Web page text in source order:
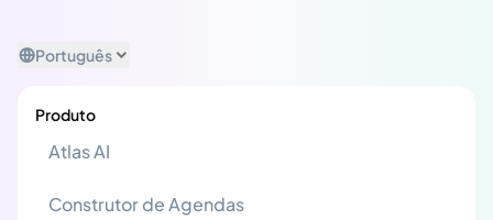
Português
Produto
Atlas AI
Construtor de Agendas